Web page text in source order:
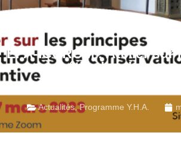
EPA-ICCROM : Atelier
et méthodes de
Actualités,Programme Y.H.A.